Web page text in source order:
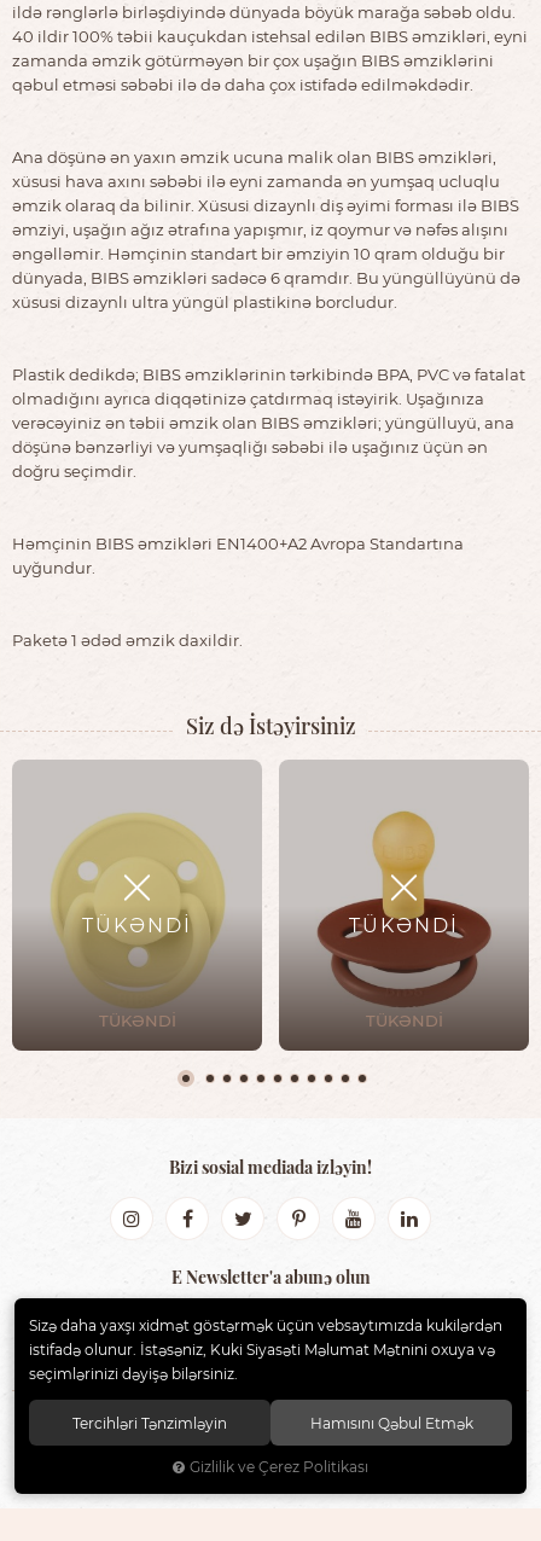
ildə rənglərlə birləşdiyində dünyada böyük marağa səbəb oldu.
40 ildir 100% təbii kauçukdan istehsal edilən BIBS əmzikləri, eyni
zamanda əmzik götürməyən bir çox uşağın BIBS əmziklərini
qəbul etməsi səbəbi ilə də daha çox istifadə edilməkdədir.
Ana döşünə ən yaxın əmzik ucuna malik olan BIBS əmzikləri,
xüsusi hava axını səbəbi ilə eyni zamanda ən yumşaq ucluqlu
əmzik olaraq da bilinir. Xüsusi dizaynlı diş əyimi forması ilə BIBS
əmziyi, uşağın ağız ətrafına yapışmır, iz qoymur və nəfəs alışını
əngəlləmir. Həmçinin standart bir əmziyin 10 qram olduğu bir
dünyada, BIBS əmzikləri sadəcə 6 qramdır. Bu yüngüllüyünü də
xüsusi dizaynlı ultra yüngül plastikinə borcludur.
Plastik dedikdə; BIBS əmziklərinin tərkibində BPA, PVC və fatalat
olmadığını ayrıca diqqətinizə çatdırmaq istəyirik. Uşağınıza
verəcəyiniz ən təbii əmzik olan BIBS əmzikləri; yüngülluyü, ana
döşünə bənzərliyi və yumşaqliğı səbəbi ilə uşağınız üçün ən
doğru seçimdir.
Həmçinin BIBS əmzikləri EN1400+A2 Avropa Standartına
uyğundur.
Paketə 1 ədəd əmzik daxildir.
Siz də İstəyirsiniz
TÜKƏNDİ
TÜKƏNDİ
TÜKƏNDİ
TÜKƏNDİ
Bizi sosial mediada izləyin!
E Newsletter'a abunə olun
GÖNDƏR
BIBS AZERBAIJAN . Bütün hüquqlar qorunur.
Sizə daha yaxşı xidmət göstərmək üçün vebsaytımızda kukilərdən
istifadə olunur. İstəsəniz, Kuki Siyasəti Məlumat Mətnini oxuya və
seçimlərinizi dəyişə bilərsiniz.
Tercihləri Tənzimləyin Hamısını Qəbul Etmək
Gizlilik ve Çerez Politikası